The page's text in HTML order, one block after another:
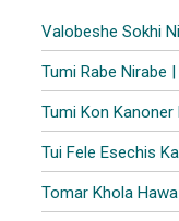
Valobeshe Sokhi
Tumi Rabe Nirabe |
Tumi Kon Kanoner
Tui Fele Esechis
Tomar Khola Hawa |